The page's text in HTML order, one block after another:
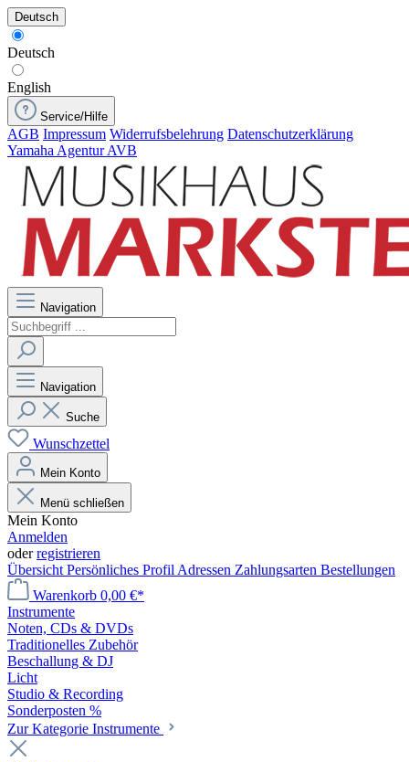
Deutsch
Deutsch
English
Service/Hilfe
AGB Impressum Widerrufsbelehrung Datenschutzerklärung
Yamaha Agentur AVB
Navigation
Navigation
Suche
Wunschzettel
Mein Konto
Menü schließen
Mein Konto
Anmelden
oderregistrieren
Übersicht Persönliches Profil Adressen Zahlungsarten Bestellungen
Warenkorb 0,00 €*
Instrumente
Noten, CDs & DVDs
Traditionelles Zubehör
Beschallung & DJ
Licht
Studio & Recording
Sonderposten %
Zur Kategorie Instrumente